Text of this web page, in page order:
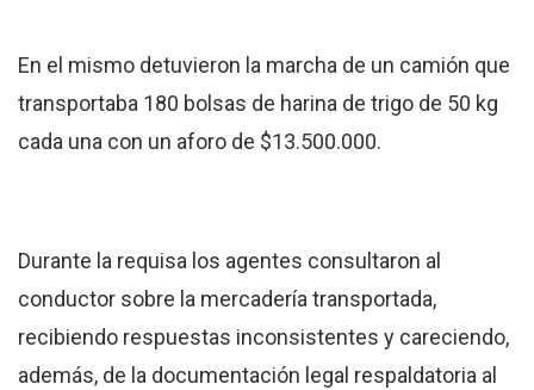
En el mismo detuvieron la marcha de un camión que
transportaba 180 bolsas de harina de trigo de 50 kg
cada una con un aforo de $13.500.000.
Durante la requisa los agentes consultaron al
conductor sobre la mercadería transportada,
recibiendo respuestas inconsistentes y careciendo,
además, de la documentación legal respaldatoria al